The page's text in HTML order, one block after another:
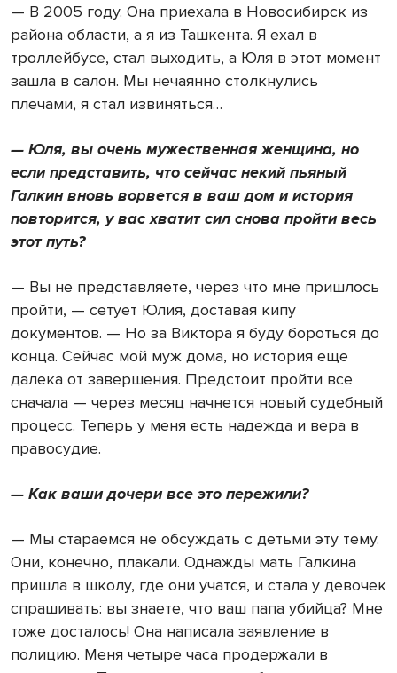
— В 2005 году. Она приехала в Новосибирск из
района области, а я из Ташкента. Я ехал в
троллейбусе, стал выходить, а Юля в этот момент
зашла в салон. Мы нечаянно столкнулись
плечами, я стал извиняться…
— Юля, вы очень мужественная женщина, но
если представить, что сейчас некий пьяный
Галкин вновь ворвется в ваш дом и история
повторится, у вас хватит сил снова пройти весь
этот путь?
— Вы не представляете, через что мне пришлось
пройти, — сетует Юлия, доставая кипу
документов. — Но за Виктора я буду бороться до
конца. Сейчас мой муж дома, но история еще
далека от завершения. Предстоит пройти все
сначала — через месяц начнется новый судебный
процесс. Теперь у меня есть надежда и вера в
правосудие.
— Как ваши дочери все это пережили?
— Мы стараемся не обсуждать с детьми эту тему.
Они, конечно, плакали. Однажды мать Галкина
пришла в школу, где они учатся, и стала у девочек
спрашивать: вы знаете, что ваш папа убийца? Мне
тоже досталось! Она написала заявление в
полицию. Меня четыре часа продержали в